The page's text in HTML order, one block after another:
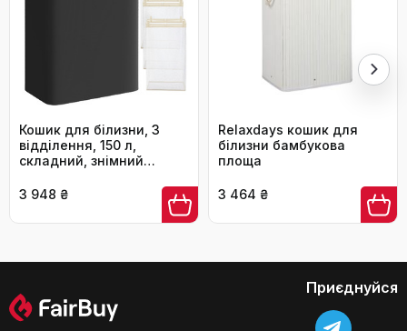
Кошики для білизни HELLKOPF
Скільки мішків для білизни входять
до комплекту?
або домашні тварини?
Кошик для білизни, 3
відділення, 150 л,
складний, знімний
60x38.5x70.5 см
3 948 ₴
Relaxdays кошик для
білизни бамбукова
площа
3 464 ₴
Приєднуйся